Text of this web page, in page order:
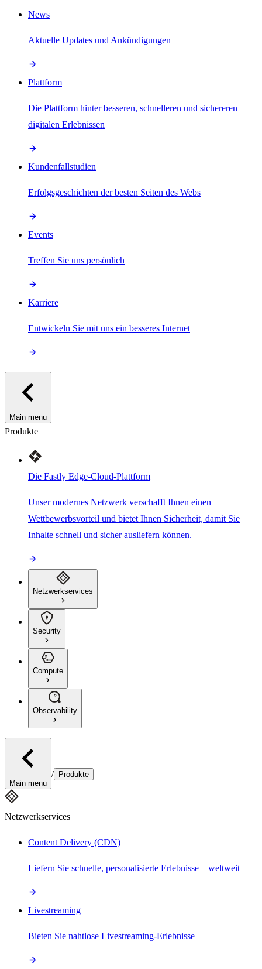
News
Aktuelle Updates und Ankündigungen
Plattform
Die Plattform hinter besseren, schnelleren und sichereren
digitalen Erlebnissen
Kundenfallstudien
Erfolgsgeschichten der besten Seiten des Webs
Events
Treffen Sie uns persönlich
Karriere
Entwickeln Sie mit uns ein besseres Internet
Main menu
Produkte
Die Fastly Edge-Cloud-Plattform
Unser modernes Netzwerk verschafft Ihnen einen
Wettbewerbsvorteil und bietet Ihnen Sicherheit, damit Sie
Inhalte schnell und sicher ausliefern können.
Netzwerkservices
Security
Compute
Observability
Main menu
/ Produkte
Netzwerkservices
Content Delivery (CDN)
Liefern Sie schnelle, personalisierte Erlebnisse – weltweit
Livestreaming
Bieten Sie nahtlose Livestreaming-Erlebnisse